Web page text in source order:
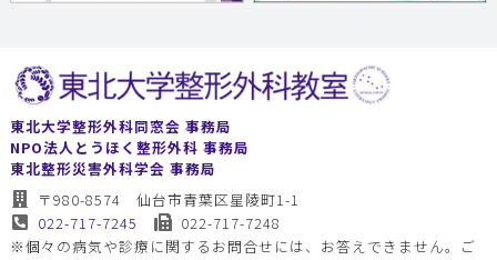
東北大学整形外科同窓会 事務局
NPO法人とうほく整形外科 事務局
東北整形災害外科学会 事務局
〒980-8574 仙台市青葉区星陵町1-1
022-717-7245
022-717-7248
※個々の病気や診療に関するお問合せには、お答えできません。ご